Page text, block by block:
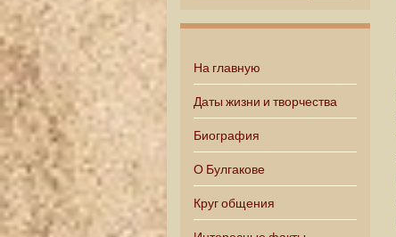
На главную
Даты жизни и творчества
Биография
О Булгакове
Круг общения